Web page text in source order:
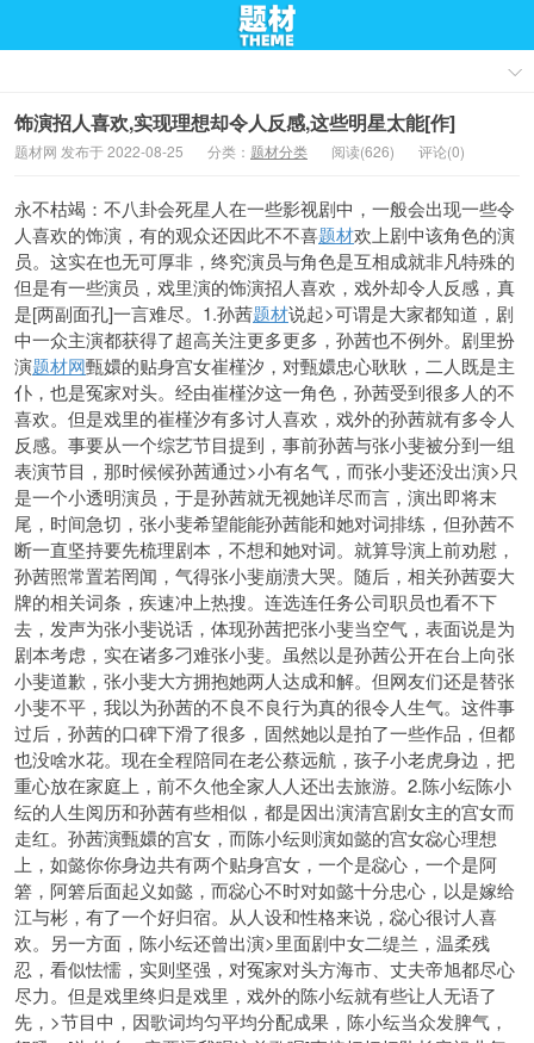
饰演招人喜欢,实现理想却令人反感,这些明星太能[作]
题材网 发布于 2022-08-25 分类： 题材分类 阅读(626) 评论(0)
永不枯竭：不八卦会死星人在一些影视剧中，一般会出现一些令
人喜欢的饰演，有的观众还因此不不喜题材欢上剧中该角色的演
员。这实在也无可厚非，终究演员与角色是互相成就非凡特殊的
但是有一些演员，戏里演的饰演招人喜欢，戏外却令人反感，真
是[两副面孔]一言难尽。1.孙茜题材说起>可谓是大家都知道，剧
中一众主演都获得了超高关注更多更多，孙茜也不例外。剧里扮
演题材网甄嬛的贴身宫女崔槿汐，对甄嬛忠心耿耿，二人既是主
仆，也是冤家对头。经由崔槿汐这一角色，孙茜受到很多人的不
喜欢。但是戏里的崔槿汐有多讨人喜欢，戏外的孙茜就有多令人
反感。事要从一个综艺节目提到，事前孙茜与张小斐被分到一组
表演节目，那时候候孙茜通过>小有名气，而张小斐还没出演>只
是一个小透明演员，于是孙茜就无视她详尽而言，演出即将末
尾，时间急切，张小斐希望能能孙茜能和她对词排练，但孙茜不
断一直坚持要先梳理剧本，不想和她对词。就算导演上前劝慰，
孙茜照常置若罔闻，气得张小斐崩溃大哭。随后，相关孙茜耍大
牌的相关词条，疾速冲上热搜。连选连任务公司职员也看不下
去，发声为张小斐说话，体现孙茜把张小斐当空气，表面说是为
剧本考虑，实在诸多刁难张小斐。虽然以是孙茜公开在台上向张
小斐道歉，张小斐大方拥抱她两人达成和解。但网友们还是替张
小斐不平，我以为孙茜的不良不良行为真的很令人生气。这件事
过后，孙茜的口碑下滑了很多，固然她以是拍了一些作品，但都
也没啥水花。现在全程陪同在老公蔡远航，孩子小老虎身边，把
重心放在家庭上，前不久他全家人人还出去旅游。2.陈小纭陈小
纭的人生阅历和孙茜有些相似，都是因出演清宫剧女主的宫女而
走红。孙茜演甄嬛的宫女，而陈小纭则演如懿的宫女惢心理想
上，如懿你你身边共有两个贴身宫女，一个是惢心，一个是阿
箬，阿箬后面起义如懿，而惢心不时对如懿十分忠心，以是嫁给
江与彬，有了一个好归宿。从人设和性格来说，惢心很讨人喜
欢。另一方面，陈小纭还曾出演>里面剧中女二缇兰，温柔残
忍，看似怯懦，实则坚强，对冤家对头方海市、丈夫帝旭都尽心
尽力。但是戏里终归是戏里，戏外的陈小纭就有些让人无语了
先，>节目中，因歌词均匀平均分配成果，陈小纭当众发脾气，